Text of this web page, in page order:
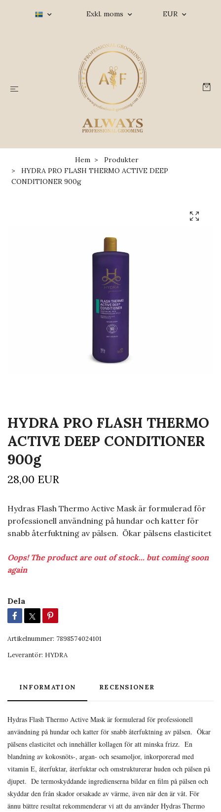
Exkl. moms EUR
Hem
Produkter
HYDRA PRO FLASH THERMO ACTIVE DEEP
CONDITIONER 900g
HYDRA PRO FLASH THERMO
ACTIVE DEEP CONDITIONER
900g
28,00 EUR
Hydras Flash Thermo Active Mask är formulerad för
professionell användning på hundar och katter för
snabb återfuktning av pälsen. Ökar pälsens elasticitet
Oops! The product are out of stock... but coming soon
again
Dela
Artikelnummer: 7898574024101
Leverantör: HYDRA
INFORMATION RECENSIONER
Hydras Flash Thermo Active Mask är formulerad för professionell
användning på hundar och katter för snabb återfuktning av pälsen. Ökar
pälsens elasticitet och innehåller kollagen för att minska frizz. En
blandning av kokosnöts-, argan- och sesamoljor, inkorporerad med
vitamin E, återfuktar, återfuktar och omstrukturerar huden och pälsen på
djupet. De termoskyddande ingredienserna bildar en film på pälsen och
skyddar den från skador orsakade av värme, även när den är våt. För
ännu bättre resultat rekommenderar vi att du använder Hydras Thermo